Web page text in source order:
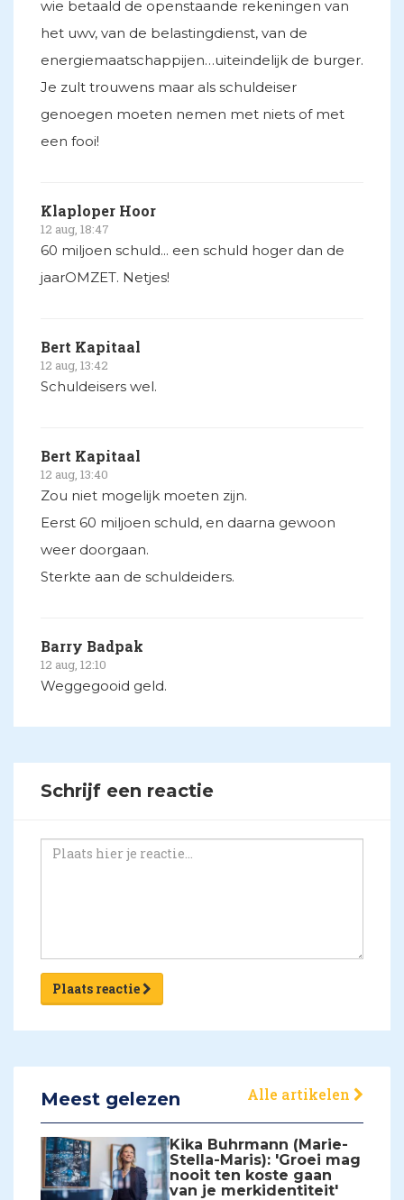
wie betaald de openstaande rekeningen van
het uwv, van de belastingdienst, van de
energiemaatschappijen…uiteindelijk de burger.
Je zult trouwens maar als schuldeiser
genoegen moeten nemen met niets of met
een fooi!
Klaploper Hoor
12 aug, 18:47
60 miljoen schuld... een schuld hoger dan de
jaarOMZET. Netjes!
Bert Kapitaal
12 aug, 13:42
Schuldeisers wel.
Bert Kapitaal
12 aug, 13:40
Zou niet mogelijk moeten zijn.
Eerst 60 miljoen schuld, en daarna gewoon
weer doorgaan.
Sterkte aan de schuldeiders.
Barry Badpak
12 aug, 12:10
Weggegooid geld.
Schrijf een reactie
Plaats reactie
Meest gelezen Alle artikelen
Kika Buhrmann (Marie-
Stella-Maris): 'Groei mag
nooit ten koste gaan
van je merkidentiteit'